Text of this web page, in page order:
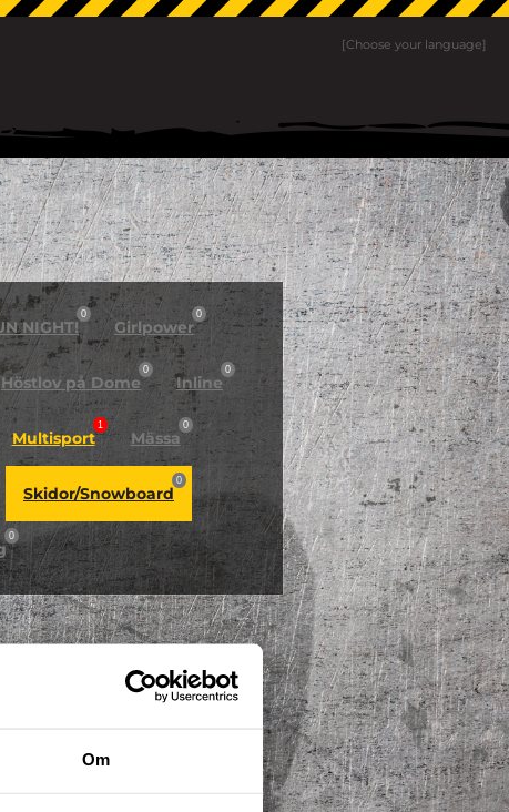
Om
[Choose your language]
NIGHT!
0
Girlpower
0
Höstlov på Dome
0
Inline
0
Multisport
1
Mässa
0
Skidor/Snowboard
0
0